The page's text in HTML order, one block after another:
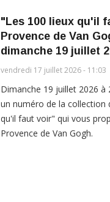
"Les 100 lieux qu'il
Provence de Van
dimanche 19 juillet
vendredi 17 juillet 2026 - 11:03
Dimanche 19 juillet 2026 à
un numéro de la collection
qu'il faut voir" qui vous
Provence de Van Gogh.